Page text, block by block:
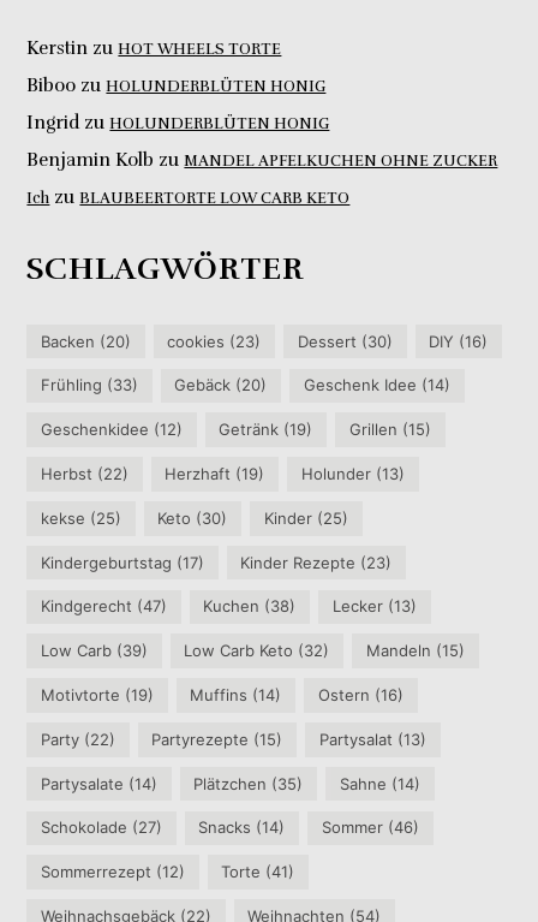
Kerstin zuHOT WHEELS TORTE
Biboo zuHOLUNDERBLÜTEN HONIG
IngridzuHOLUNDERBLÜTEN HONIG
Benjamin Kolb zuMANDEL APFELKUCHEN OHNE ZUCKER
Ich zuBLAUBEERTORTE LOW CARB KETO
SCHLAGWÖRTER
Backen (20) cookies (23) Dessert (30) DIY (16)
Frühling (33) Gebäck (20) Geschenk Idee (14)
Geschenkidee (12) Getränk (19) Grillen (15)
Herbst (22) Herzhaft (19) Holunder(13)
kekse (25) Keto (30) Kinder(25)
Kindergeburtstag (17) Kinder Rezepte (23)
Kindgerecht (47) Kuchen (38) Lecker(13)
Low Carb (39) Low Carb Keto (32) Mandeln (15)
Motivtorte (19) Muffins (14) Ostern (16)
Party (22) Partyrezepte (15) Partysalat (13)
Partysalate (14) Plätzchen (35) Sahne (14)
Schokolade (27) Snacks (14) Sommer(46)
Sommerrezept (12) Torte (41)
Weihnachsgebäck (22) Weihnachten (54)